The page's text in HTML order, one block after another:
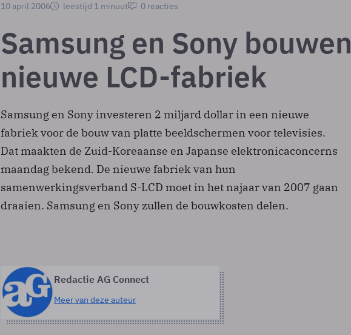
10 april 2006 leestijd 1 minuut 0 reacties
Samsung en Sony bouwen
nieuwe LCD-fabriek
Samsung en Sony investeren 2 miljard dollar in een nieuwe
fabriek voor de bouw van platte beeldschermen voor televisies.
Dat maakten de Zuid-Koreaanse en Japanse elektronicaconcerns
maandag bekend. De nieuwe fabriek van hun
samenwerkingsverband S-LCD moet in het najaar van 2007 gaan
draaien. Samsung en Sony zullen de bouwkosten delen.
Redactie AG Connect
Meer van deze auteur